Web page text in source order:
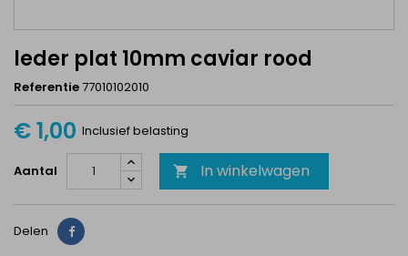
leder plat 10mm caviar rood
Referentie77010102010
€ 1,00 Inclusief belasting
Aantal  In winkelwagen
Delen Delen